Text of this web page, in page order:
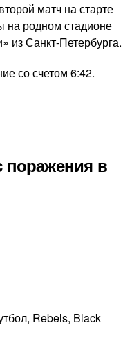
матч на старте
на родном стадионе
из Санкт-Петербурга.
со счетом 6:42.
поражения в